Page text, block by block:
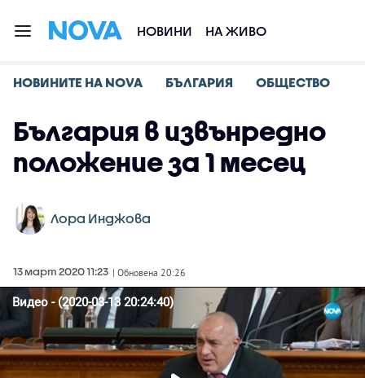
НОВИНИ НА ЖИВО
НОВИНИТЕ НА NOVA БЪЛГАРИЯ ОБЩЕСТВО
България в извънредно
положение за 1 месец
Лора Инджова
13 март 2020 11:23 | Обновена 20:26